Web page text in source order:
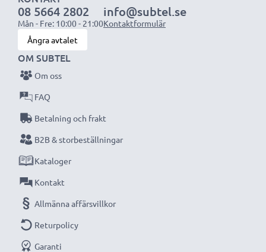
OBS:För bästa prestanda och livslängd, ladda
batterierna fullt innan första användning.
Missa aldrig ett ögonblick med denna smarta,
kompakta LCD-batteriladdare från CELLONIC.
Beställ nu med snabb leverans och 3 års garanti!
08 5664 2802
Mån - Fre: 10:00 - 21:00
info@subtel.se
Kontaktformulär
Ångra avtalet
OM SUBTEL
Om oss
FAQ
Betalning och frakt
B2B & storbeställningar
Kataloger
Kontakt
Allmänna affärsvillkor
Returpolicy
Garanti